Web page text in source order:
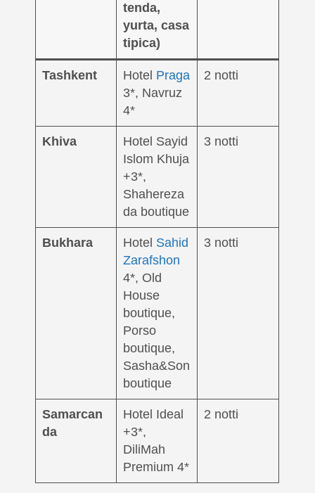
tenda,
yurta, casa
tipica)
Tashkent Hotel Praga
3*, Navruz
4*
2 notti
Khiva
Hotel Sayid
Islom Khuja
+3*,
Shahereza
da boutique
3 notti
Bukhara Hotel Sahid
Zarafshon
4*, Old
House
boutique,
Porso
boutique,
Sasha&Son
boutique
3 notti
Samarcan
da
Hotel Ideal
+3*,
DiliMah
Premium 4*
2 notti